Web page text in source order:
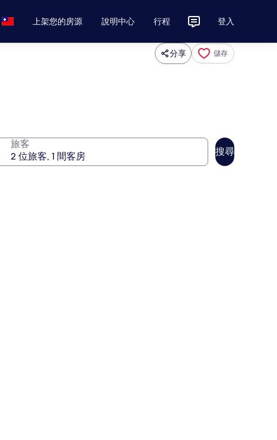
上架您的房源 說明中心 行程 登入
分享 儲存
旅客
搜尋